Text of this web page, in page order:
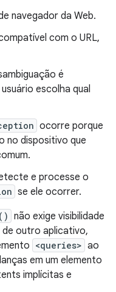
navegador da Web.
com o URL,
é
escolha qual
ocorre porque
no dispositivo que
e processe o
se ele ocorrer.
não exige visibilidade
outro aplicativo,
<queries> ao
em um elemento
implícitas e